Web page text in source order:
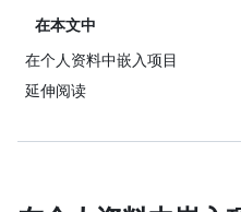
在本文中
在个人资料中嵌入项目
延伸阅读